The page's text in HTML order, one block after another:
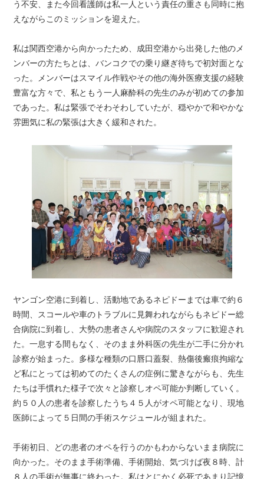
う不安、また今回看護師は私一人という責任の重さも同時に抱
えながらこのミッションを迎えた。
私は関西空港から向かったため、成田空港から出発した他のメ
ンバーの方たちとは、バンコクでの乗り継ぎ待ちで初対面とな
った。メンバーはスマイル作戦やその他の海外医療支援の経験
豊富な方々で、私ともう一人麻酔科の先生のみが初めての参加
であった。私は緊張でそわそわしていたが、穏やかで和やかな
雰囲気に私の緊張は大きく緩和された。
ヤンゴン空港に到着し、活動地であるネピドーまでは車で約６
時間、スコールや車のトラブルに見舞われながらもネピドー総
合病院に到着し、大勢の患者さんや病院のスタッフに歓迎され
た。一息する間もなく、そのまま外科医の先生が二手に分かれ
診察が始まった。多様な種類の口唇口蓋裂、熱傷後瘢痕拘縮な
ど私にとっては初めてのたくさんの症例に驚きながらも、先生
たちは手慣れた様子で次々と診察しオペ可能か判断していく。
約５０人の患者を診察したうち４５人がオペ可能となり、現地
医師によって５日間の手術スケジュールが組まれた。
手術初日、どの患者のオペを行うのかもわからないまま病院に
向かった。そのまま手術準備、手術開始、気づけば夜８時、計